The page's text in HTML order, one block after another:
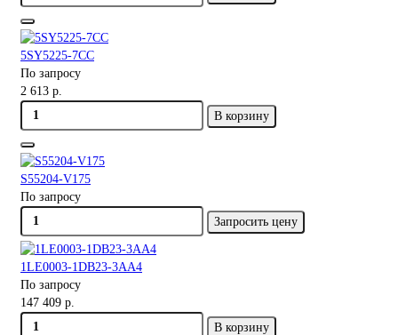
5SY5225-7CC
По запросу
2 613 р.
В корзину
S55204-V175
По запросу
Запросить цену
1LE0003-1DB23-3AA4
По запросу
147 409 р.
В корзину